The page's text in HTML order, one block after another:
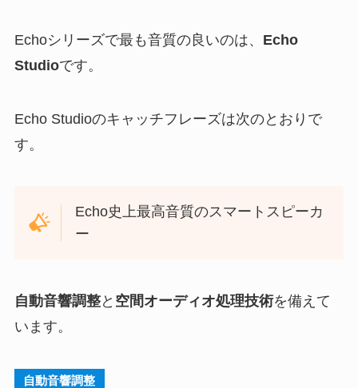
Echoシリーズで最も音質の良いのは、 Echo
Studioです。
Echo Studioのキャッチフレーズは次のとおりで
す。
Echo史上最高音質のスマートスピーカ
ー
自動音響調整と 空間オーディオ処理技術を備えて
います。
自動音響調整